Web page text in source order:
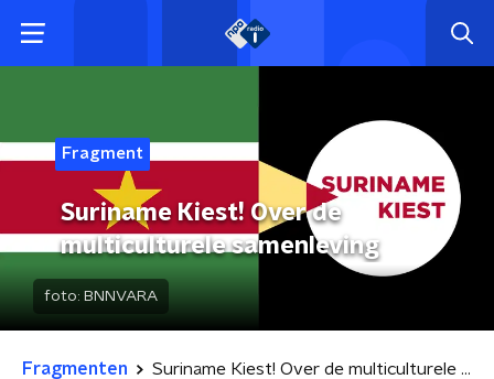
Fragment
Suriname Kiest! Over de
multiculturele samenleving
foto: BNNVARA
Fragmenten Suriname Kiest! Over de multiculturele samenleving